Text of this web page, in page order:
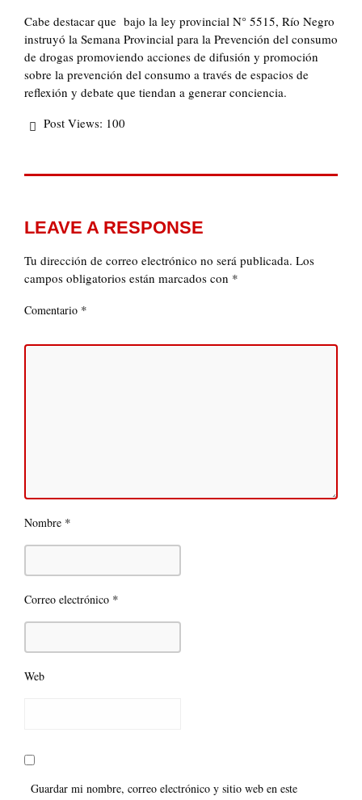
Cabe destacar que bajo la ley provincial N° 5515, Río Negro
instruyó la Semana Provincial para la Prevención del consumo
de drogas promoviendo acciones de difusión y promoción
sobre la prevención del consumo a través de espacios de
reflexión y debate que tiendan a generar conciencia.
Post Views: 100
LEAVE A RESPONSE
Tu dirección de correo electrónico no será publicada. Los
campos obligatorios están marcados con *
Comentario *
Nombre *
Correo electrónico *
Web
Guardar mi nombre, correo electrónico y sitio web en este